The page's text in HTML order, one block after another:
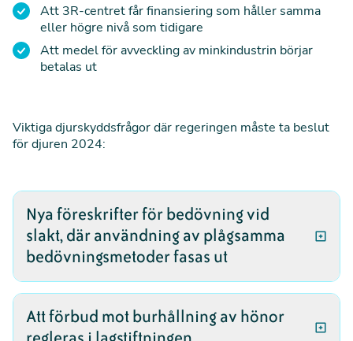
Att 3R-centret får finansiering som håller samma
eller högre nivå som tidigare
Att medel för avveckling av minkindustrin börjar
betalas ut
Viktiga djurskyddsfrågor där regeringen måste ta beslut
för djuren 2024:
Nya föreskrifter för bedövning vid
slakt, där användning av plågsamma
bedövningsmetoder fasas ut
bedövningsmetoder vid slakt. Grisar bedövas med
Att förbud mot burhållning av hönor